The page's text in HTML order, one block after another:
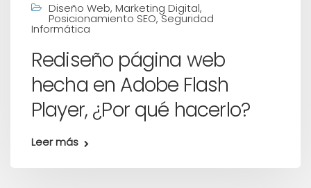
Diseño Web, Marketing Digital,
Posicionamiento SEO,Seguridad
Informática
Rediseño página web
hecha en Adobe Flash
Player, ¿Por qué hacerlo?
Leer más